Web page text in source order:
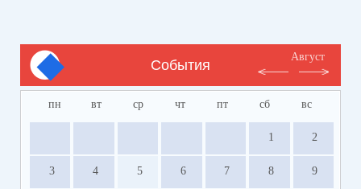
События
Август
пн вт ср чт пт сб вс
1 2
3 4 5 6 7 8 9